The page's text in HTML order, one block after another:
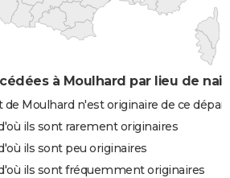
à Moulhard par lieu de
de Moulhard n'est originaire de ce
ils sont rarement originaires
ils sont peu originaires
ils sont fréquemment originaires